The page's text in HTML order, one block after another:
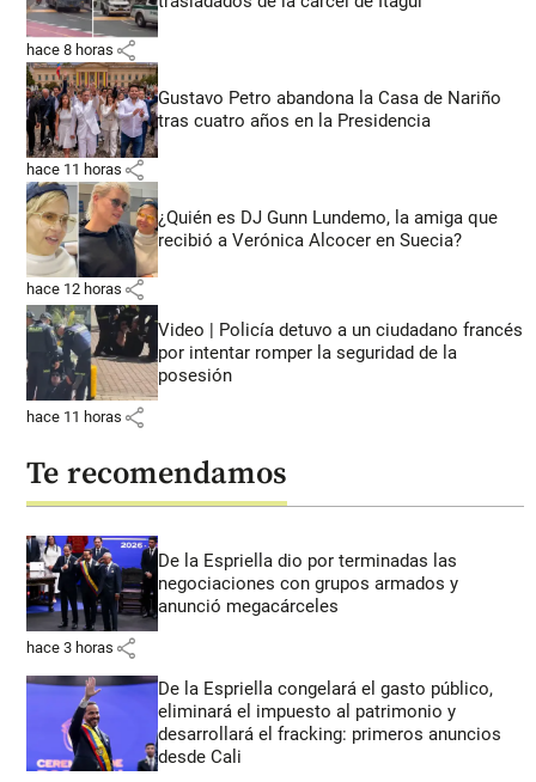
hace 8 horas share
Gustavo Petro abandona la Casa de Nariño
tras cuatro años en la Presidencia
hace 11 horas share
¿Quién es DJ Gunn Lundemo, la amiga que
recibió a Verónica Alcocer en Suecia?
hace 12 horas share
Video | Policía detuvo a un ciudadano francés
por intentar romper la seguridad de la
posesión
hace 11 horas share
Te recomendamos
De la Espriella dio por terminadas las
negociaciones con grupos armados y
anunció megacárceles
hace 3 horas share
De la Espriella congelará el gasto público,
eliminará el impuesto al patrimonio y
desarrollará el fracking: primeros anuncios
desde Cali